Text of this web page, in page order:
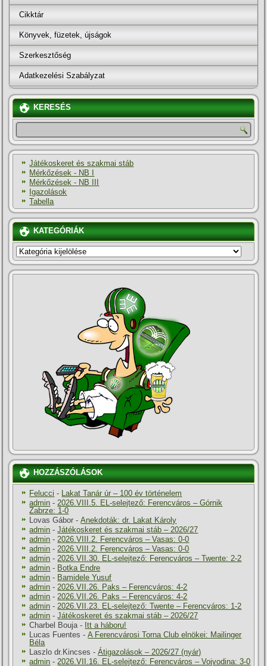
Cikktár
Könyvek, füzetek, újságok
Szerkesztőség
Adatkezelési Szabályzat
KERESÉS
Játékoskeret és szakmai stáb
Mérkőzések - NB I
Mérkőzések - NB III
Igazolások
Tabella
KATEGÓRIÁK
KATEGÓRIÁK
HOZZÁSZÓLÁSOK
Felucci - Lakat Tanár úr – 100 év történelem
admin -2026.VIII.5. EL-selejtező: Ferencváros – Górnik
Zabrze: 1-0
Lovas Gábor -Anekdoták: dr. Lakat Károly
admin -Játékoskeret és szakmai stáb – 2026/27
admin -2026.VIII.2. Ferencváros – Vasas: 0-0
admin -2026.VIII.2. Ferencváros – Vasas: 0-0
admin -2026.VII.30. EL-selejtező: Ferencváros – Twente: 2-2
admin - Botka Endre
admin - Bamidele Yusuf
admin -2026.VII.26. Paks – Ferencváros: 4-2
admin -2026.VII.26. Paks – Ferencváros: 4-2
admin -2026.VII.23. EL-selejtező: Twente – Ferencváros: 1-2
admin -Játékoskeret és szakmai stáb – 2026/27
Charbel Bouja- Itt a háboru!
Lucas Fuentes -A Ferencvárosi Torna Club elnökei: Mailinger
Béla
Laszlo dr.Kincses -Átigazolások – 2026/27 (nyár)
admin -2026.VII.16. EL-selejtező: Ferencváros – Vojvodina: 3-0